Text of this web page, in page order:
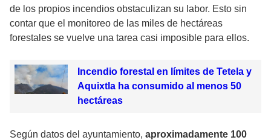
de los propios incendios obstaculizan su labor. Esto sin
contar que el monitoreo de las miles de hectáreas
forestales se vuelve una tarea casi imposible para ellos.
Incendio forestal en límites de Tetela y
Aquixtla ha consumido al menos 50
hectáreas
Según datos del ayuntamiento, aproximadamente 100